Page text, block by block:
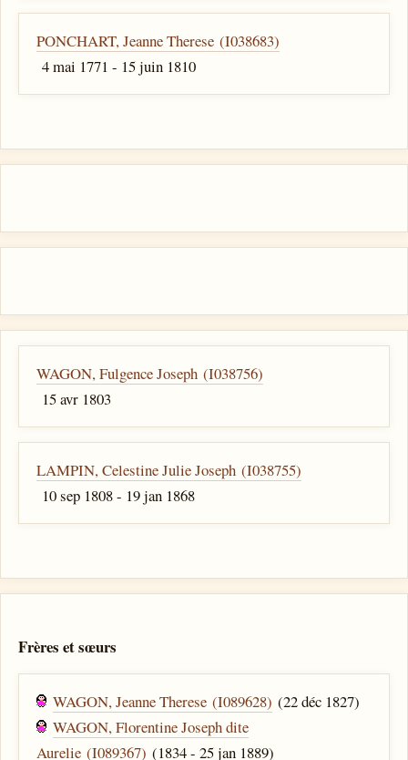
PONCHART, Jeanne Therese (I038683)
4 mai 1771 - 15 juin 1810
WAGON, Fulgence Joseph (I038756)
15 avr 1803
LAMPIN, Celestine Julie Joseph (I038755)
10 sep 1808 - 19 jan 1868
Frères et sœurs
WAGON, Jeanne Therese (I089628) (22 déc 1827)
WAGON, Florentine Joseph dite
Aurelie (I089367) (1834 - 25 jan 1889)